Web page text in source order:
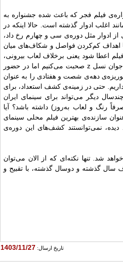
فیلم فجر که باعث شده جشنواره به
اغلب ادوار گذشته است. حالا اینکه در
ادوار مثل دوره‌ی سی و چهارم رخ داد،
با اهداف کم‌کردن فواصل و شکاف‌های میان
اعطا شود یعنی برخلاف لعاب بیرونی،
جوان نسل
صحبت می‌کنیم اما در حضور
دهه‌ی شصت و هفتادی را به عنوان
حتی در زمینه‌ی کشف استعداد، برای
دیگر می‌تواند برای سینمای ایران
رنگ و لعاب به‌روز) داشته باشد؟ آیا
سازنده‌ی بهترین فیلم محلی سینمای
دیده، نمی‌توانستند کشف‌های این دوره‌ی
شد. تنها نکته‌ای که از الان می‌توان
گذشته و دوسال گذشته، با تقبیح و
تاريخ ارسال: 1403/11/27